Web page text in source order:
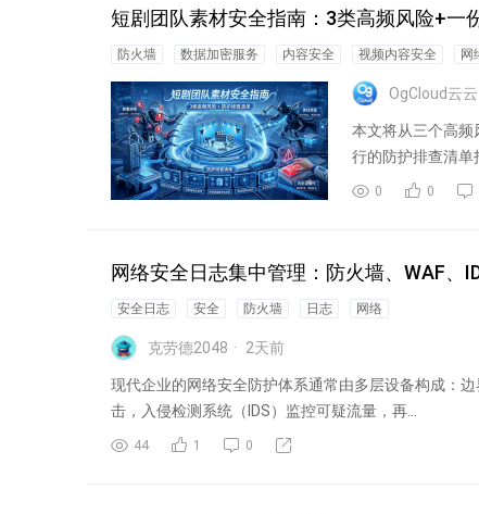
短剧团队素材安全指南：3类高频风险+一
防火墙 数据加密服务 内容安全 视频内容安全 网
OgCloud云云
本文将从三个高频
行的防护排查清单
次误点击...
0 0
网络安全日志集中管理：防火墙、WAF、
安全日志 安全 防火墙 日志 网络
克劳德2048 2天前
现代企业的网络安全防护体系通常由多层设备构成：
击，入侵检测系统（IDS）监控可疑流量，再...
44 1 0